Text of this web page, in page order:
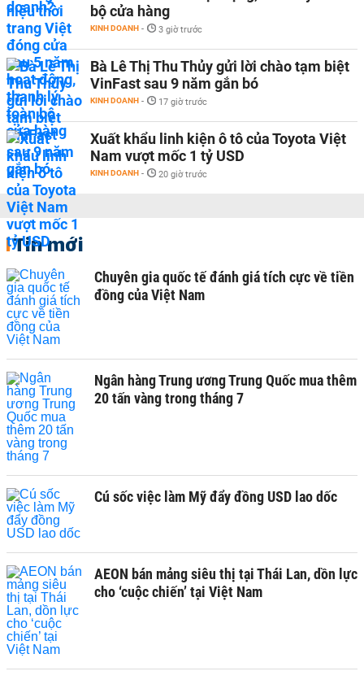
bộ cửa hàng
KINH DOANH - 3 giờ trước
Bà Lê Thị Thu Thủy gửi lời chào tạm biệt
VinFast sau 9 năm gắn bó
KINH DOANH - 17 giờ trước
Xuất khẩu linh kiện ô tô của Toyota Việt
Nam vượt mốc 1 tỷ USD
KINH DOANH - 20 giờ trước
Tin mới
Chuyên gia quốc tế đánh giá tích cực về tiền
đồng của Việt Nam
Ngân hàng Trung ương Trung Quốc mua thêm
20 tấn vàng trong tháng 7
Cú sốc việc làm Mỹ đẩy đồng USD lao dốc
AEON bán mảng siêu thị tại Thái Lan, dồn lực
cho ‘cuộc chiến’ tại Việt Nam